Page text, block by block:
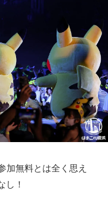
加無料とは全く思え
し！